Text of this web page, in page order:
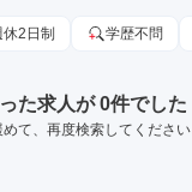
2日制 学歴不問
た求人が 0件でした
て、再度検索してください